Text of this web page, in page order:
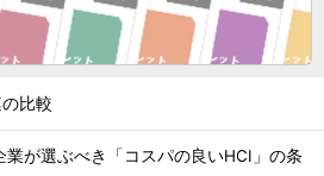
比較
業が選ぶべき「コスパの良いHCI」の条